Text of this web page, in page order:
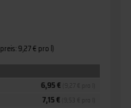
9,27 € pro l)
7,15 €
6,95 €